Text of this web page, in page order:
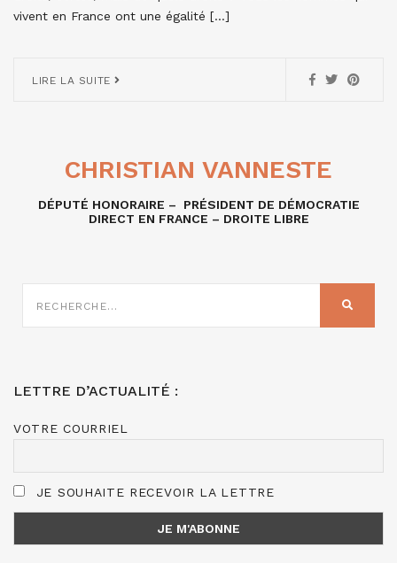
vivent en France ont une égalité […]
LIRE LA SUITE
CHRISTIAN VANNESTE
DÉPUTÉ HONORAIRE – PRÉSIDENT DE DÉMOCRATIE
DIRECT EN FRANCE – DROITE LIBRE
SUR
LETTRE D’ACTUALITÉ :
VOTRE COURRIEL
JE SOUHAITE RECEVOIR LA LETTRE